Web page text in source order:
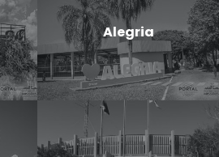
Alegria